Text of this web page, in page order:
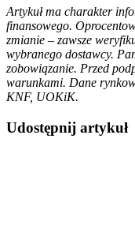
Artykuł ma charakter
finansowego.
zmianie – zawsze
wybranego dostawcy.
zobowiązanie. Przed
warunkami. Dane
KNF, UOKiK.
Udostępnij artykuł